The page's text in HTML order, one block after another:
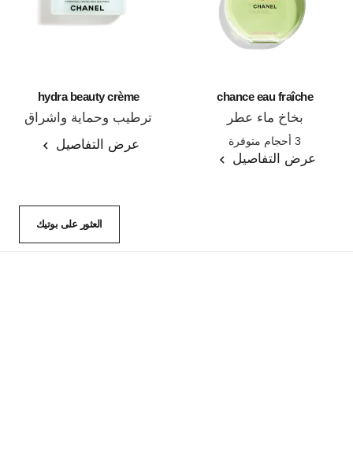
chance eau fraîche
بخاخ ماء عطر
3 أحجام متوفرة
عرض التفاصيل
hydra beauty crème
ترطيب وحماية واشراق
عرض التفاصيل
العثور على بوتيك